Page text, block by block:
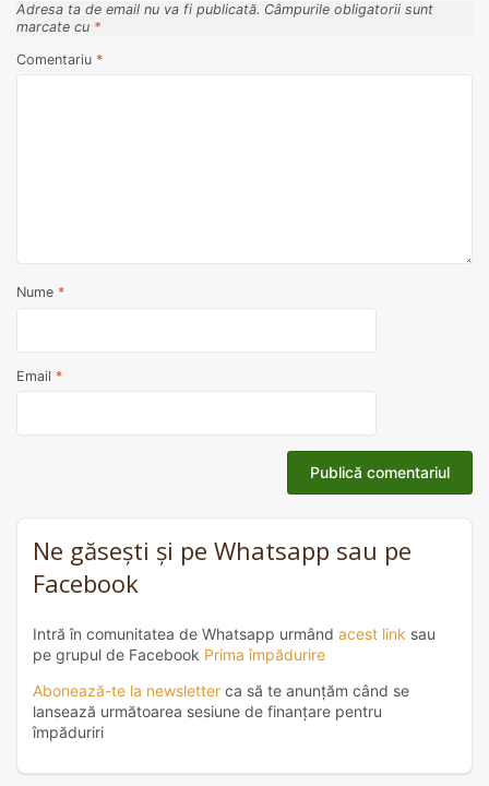
Adresa ta de email nu va fi publicată. Câmpurile obligatorii sunt
marcate cu *
Comentariu *
Nume *
Email *
Ne găsești și pe Whatsapp sau pe
Facebook
Intră în comunitatea de Whatsapp urmând acest link sau
pe grupul de Facebook Prima împădurire
Abonează-te la newsletter ca să te anunțăm când se
lansează următoarea sesiune de finanțare pentru
împăduriri